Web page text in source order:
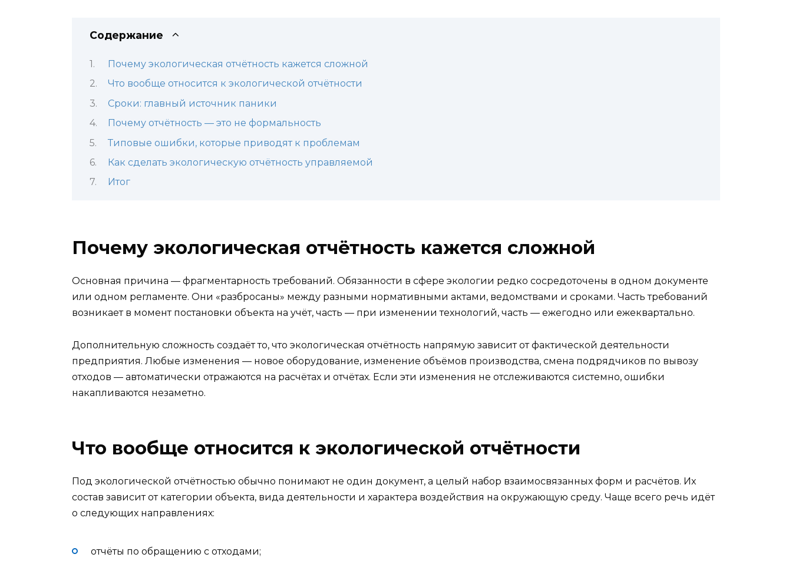
Содержание
Почему экологическая отчётность кажется сложной
Что вообще относится к экологической отчётности
Сроки: главный источник паники
Почему отчётность — это не формальность
Типовые ошибки, которые приводят к проблемам
Как сделать экологическую отчётность управляемой
Итог
Почему экологическая отчётность кажется сложной
Основная причина — фрагментарность требований. Обязанности в сфере экологии редко сосредоточены в одном документе
или одном регламенте. Они «разбросаны» между разными нормативными актами, ведомствами и сроками. Часть требований
возникает в момент постановки объекта на учёт, часть — при изменении технологий, часть — ежегодно или ежеквартально.
Дополнительную сложность создаёт то, что экологическая отчётность напрямую зависит от фактической деятельности
предприятия. Любые изменения — новое оборудование, изменение объёмов производства, смена подрядчиков по вывозу
отходов — автоматически отражаются на расчётах и отчётах. Если эти изменения не отслеживаются системно, ошибки
накапливаются незаметно.
Что вообще относится к экологической отчётности
Под экологической отчётностью обычно понимают не один документ, а целый набор взаимосвязанных форм и расчётов. Их
состав зависит от категории объекта, вида деятельности и характера воздействия на окружающую среду. Чаще всего речь идёт
о следующих направлениях:
отчёты по обращению с отходами;